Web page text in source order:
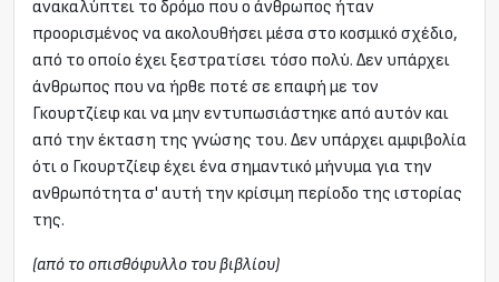
ανακαλύπτει το δρόμο που ο άνθρωπος ήταν
προορισμένος να ακολουθήσει μέσα στο κοσμικό σχέδιο,
από το οποίο έχει ξεστρατίσει τόσο πολύ. Δεν υπάρχει
άνθρωπος που να ήρθε ποτέ σε επαφή με τον
Γκουρτζίεφ και να μην εντυπωσιάστηκε από αυτόν και
από την έκταση της γνώσης του. Δεν υπάρχει αμφιβολία
ότι ο Γκουρτζίεφ έχει ένα σημαντικό μήνυμα για την
ανθρωπότητα σ' αυτή την κρίσιμη περίοδο της ιστορίας
της.
(από το οπισθόφυλλο του βιβλίου)